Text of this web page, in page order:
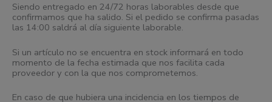
Siendo entregado en 24/72 horas laborables desde que
confirmamos que ha salido. Si el pedido se confirma pasadas
las 14:00 saldrá al día siguiente laborable.
Si un artículo no se encuentra en stock informará en todo
momento de la fecha estimada que nos facilita cada
proveedor y con la que nos comprometemos.
En caso de que hubiera una incidencia en los tiempos de